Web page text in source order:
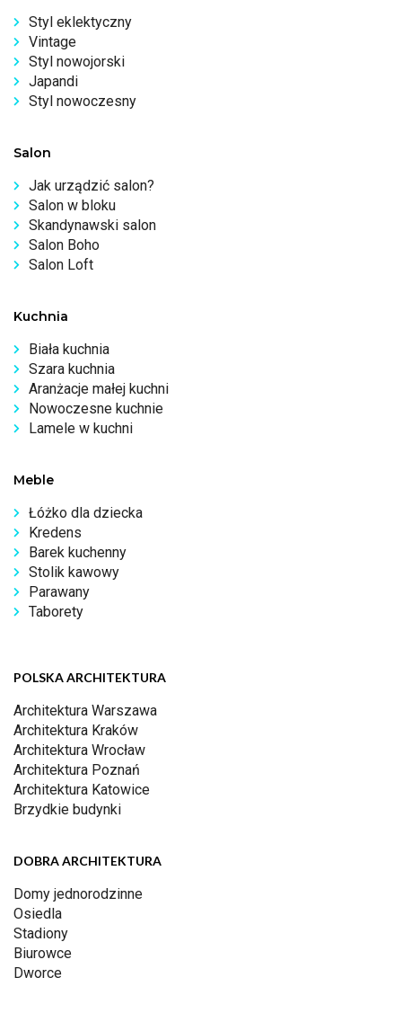
Styl eklektyczny
Vintage
Styl nowojorski
Japandi
Styl nowoczesny
Salon
Jak urządzić salon?
Salon w bloku
Skandynawski salon
Salon Boho
Salon Loft
Kuchnia
Biała kuchnia
Szara kuchnia
Aranżacje małej kuchni
Nowoczesne kuchnie
Lamele w kuchni
Meble
Łóżko dla dziecka
Kredens
Barek kuchenny
Stolik kawowy
Parawany
Taborety
POLSKA ARCHITEKTURA
Architektura Warszawa
Architektura Kraków
Architektura Wrocław
Architektura Poznań
Architektura Katowice
Brzydkie budynki
DOBRA ARCHITEKTURA
Domy jednorodzinne
Osiedla
Stadiony
Biurowce
Dworce